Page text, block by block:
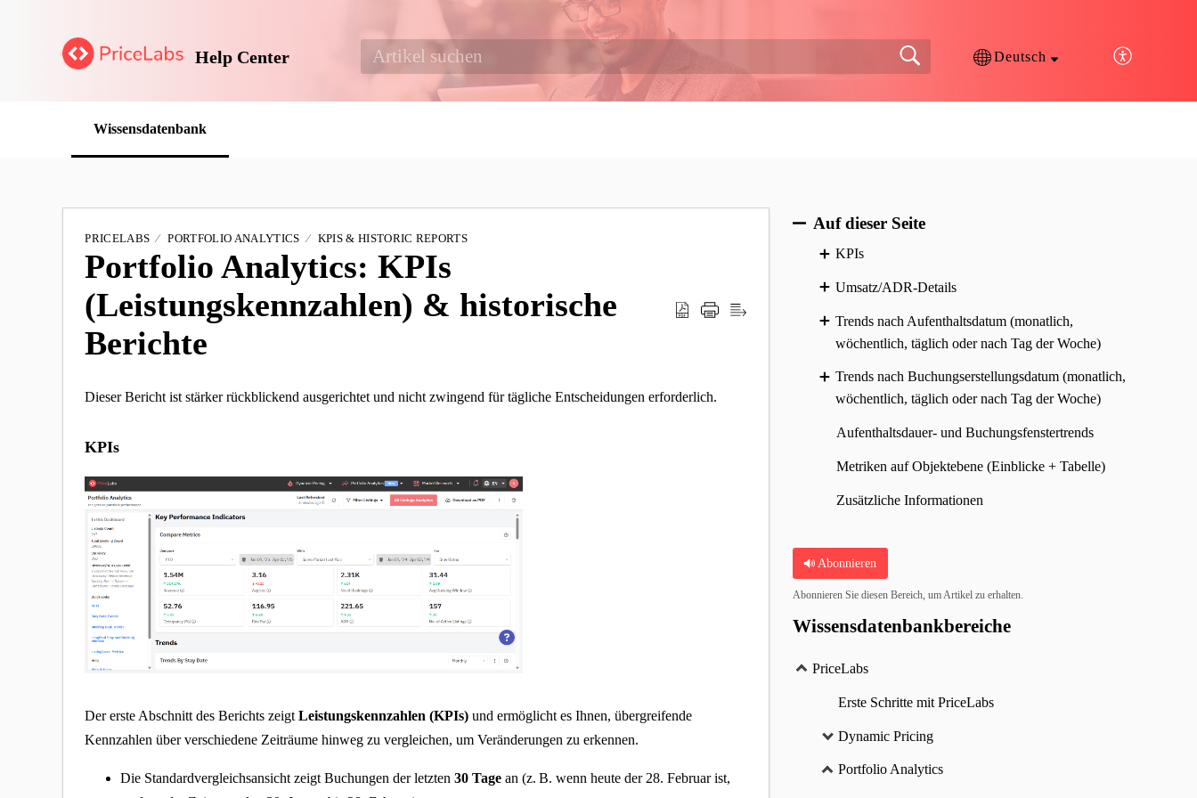
Help Center Deutsch
Wissensdatenbank
PRICELABS PORTFOLIO ANALYTICS KPIS & HISTORIC REPORTS
Portfolio Analytics: KPIs
(Leistungskennzahlen) & historische
Berichte
Dieser Bericht ist stärker rückblickend ausgerichtet und nicht zwingend für tägliche Entscheidungen erforderlich.
KPIs
Der erste Abschnitt des Berichts zeigtLeistungskennzahlen (KPIs)und ermöglicht es Ihnen, übergreifende
Kennzahlen über verschiedene Zeiträume hinweg zu vergleichen, um Veränderungen zu erkennen.
Die Standardvergleichsansicht zeigt Buchungen der letzten30 Tage an (z. B. wenn heute der 28. Februar ist,
Auf dieser Seite
KPIs
Umsatz/ADR-Details
Trends nach Aufenthaltsdatum (monatlich,
wöchentlich, täglich oder nach Tag der Woche)
Trends nach Buchungs­erstellungsdatum (monatlich,
wöchentlich, täglich oder nach Tag der Woche)
Aufenthaltsdauer- und Buchungsfenstertrends
Metriken auf Objektebene (Einblicke + Tabelle)
Zusätzliche Informationen
Abonnieren
Abonnieren Sie diesen Bereich, um Artikel zu erhalten.
Wissensdatenbankbereiche
PriceLabs
Erste Schritte mit PriceLabs
Dynamic Pricing
Portfolio Analytics